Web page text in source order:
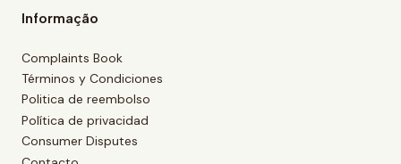
Informação
Complaints Book
Términos y Condiciones
Politica de reembolso
Política de privacidad
Consumer Disputes